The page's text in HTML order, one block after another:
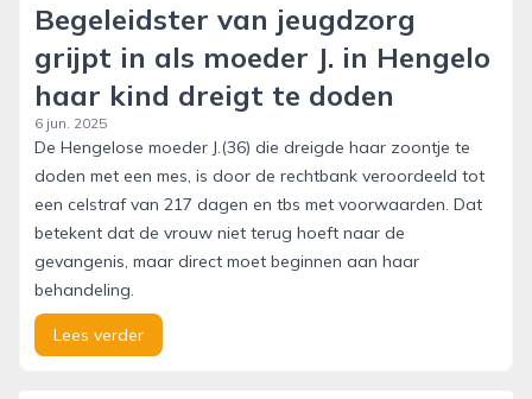
Begeleidster van jeugdzorg
grijpt in als moeder J. in Hengelo
haar kind dreigt te doden
6 jun. 2025
De Hengelose moeder J.(36) die dreigde haar zoontje te
doden met een mes, is door de rechtbank veroordeeld tot
een celstraf van 217 dagen en tbs met voorwaarden. Dat
betekent dat de vrouw niet terug hoeft naar de
gevangenis, maar direct moet beginnen aan haar
behandeling.
Lees verder